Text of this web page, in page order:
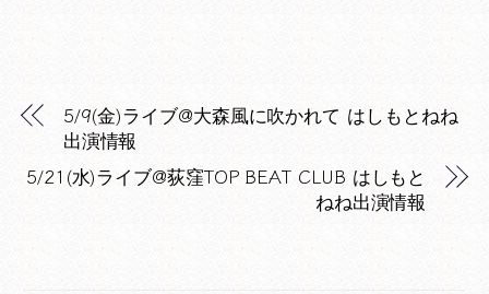
5/9(金)ライブ@大森風に吹かれて はしもとねね
出演情報
5/21(水)ライブ@荻窪TOP BEAT CLUB はしもと
ねね出演情報